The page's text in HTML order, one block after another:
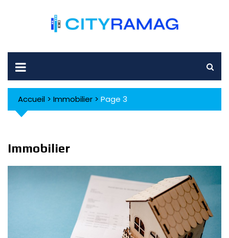
Accueil > Immobilier > Page 3
Immobilier